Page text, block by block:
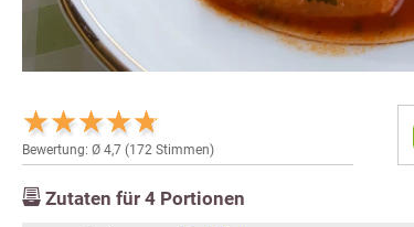
Bewertung: Ø 4,7 (172 Stimmen)
Zutaten für 4 Portionen